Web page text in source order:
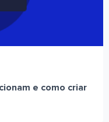
e como criar